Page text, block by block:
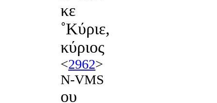
κε
˚Κύριε,
κύριος
<2962>
N-VMS
ου